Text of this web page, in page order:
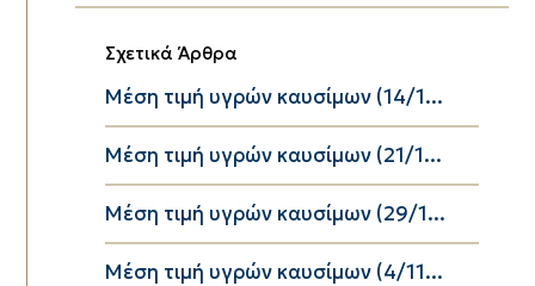
Σχετικά Άρθρα
Μέση τιμή υγρών καυσίμων (14/1...
Μέση τιμή υγρών καυσίμων (21/1...
Μέση τιμή υγρών καυσίμων (29/1...
Μέση τιμή υγρών καυσίμων (4/11...